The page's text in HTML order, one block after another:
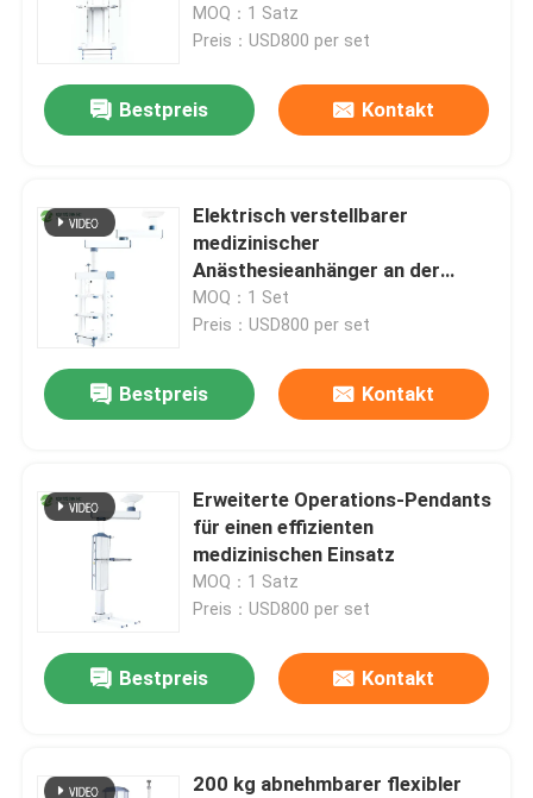
Haus
Über uns
Fabrik-Ausflug
Qualitätskontrolle
Treten Sie mit uns in Verbindung
Intensivstationshängesysteme
MOQ：1 Satz
Preis：USD800 per set
Bestpreis Kontakt
Elektrisch verstellbarer
medizinischer
Anästhesieanhänger an der
Decke
MOQ：1 Set
Preis：USD800 per set
Bestpreis Kontakt
Erweiterte Operations-Pendants
für einen effizienten
medizinischen Einsatz
MOQ：1 Satz
Preis：USD800 per set
Bestpreis Kontakt
200 kg abnehmbarer flexibler